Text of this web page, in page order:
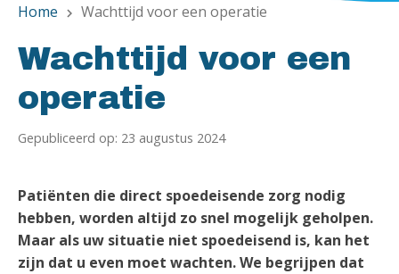
Home chevron_right Wachttijd voor een operatie
Wachttijd voor een
operatie
Gepubliceerd op: 23 augustus 2024
Patiënten die direct spoedeisende zorg nodig
hebben, worden altijd zo snel mogelijk geholpen.
Maar als uw situatie niet spoedeisend is, kan het
zijn dat u even moet wachten. We begrijpen dat